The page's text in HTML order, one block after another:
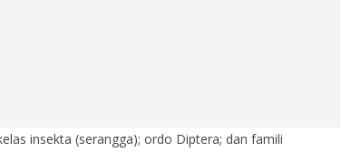
insekta (serangga); ordo Diptera; dan famili